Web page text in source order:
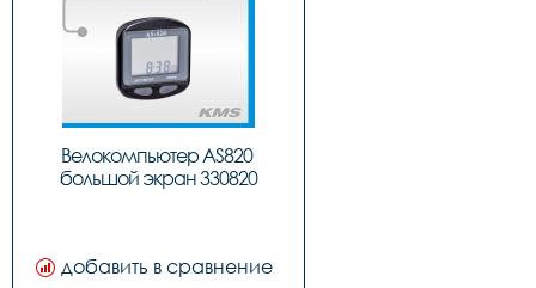
Велокомпьютер AS820
большой экран 330820
добавить в сравнение